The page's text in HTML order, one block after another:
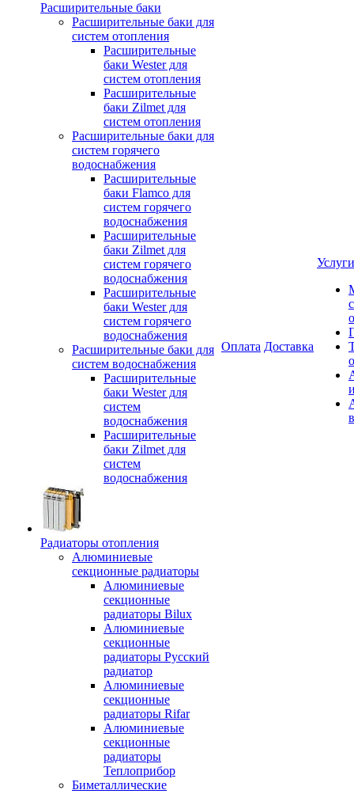
Расширительные баки
Расширительные баки для
систем отопления
Расширительные
баки Wester для
систем отопления
Расширительные
баки Zilmet для
систем отопления
Расширительные баки для
систем горячего
водоснабжения
Расширительные
баки Flamco для
систем горячего
водоснабжения
Расширительные
баки Zilmet для
систем горячего
водоснабжения
Расширительные
баки Wester для
систем горячего
водоснабжения
Расширительные баки для
систем водоснабжения
Расширительные
баки Wester для
систем
водоснабжения
Расширительные
баки Zilmet для
систем
водоснабжения
Радиаторы отопления
Алюминиевые
секционные радиаторы
Алюминиевые
секционные
радиаторы Bilux
Алюминиевые
секционные
радиаторы Русский
радиатор
Алюминиевые
секционные
радиаторы Rifar
Алюминиевые
секционные
радиаторы
Теплоприбор
Биметаллические
Оплата Доставка
Услуги